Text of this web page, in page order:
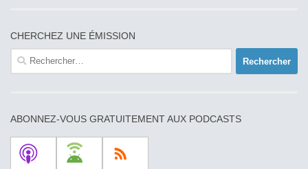
CHERCHEZ UNE ÉMISSION
Rechercher :
ABONNEZ-VOUS GRATUITEMENT AUX PODCASTS